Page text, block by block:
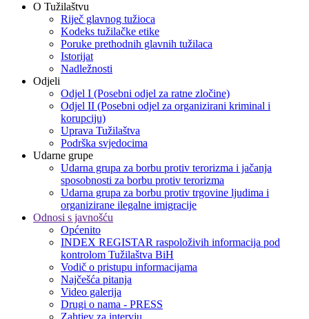
O Tužilaštvu
Riječ glavnog tužioca
Kodeks tužilačke etike
Poruke prethodnih glavnih tužilaca
Istorijat
Nadležnosti
Odjeli
Odjel I (Posebni odjel za ratne zločine)
Odjel II (Posebni odjel za organizirani kriminal i
korupciju)
Uprava Tužilaštva
Podrška svjedocima
Udarne grupe
Udarna grupa za borbu protiv terorizma i jačanja
sposobnosti za borbu protiv terorizma
Udarna grupa za borbu protiv trgovine ljudima i
organizirane ilegalne imigracije
Odnosi s javnošću
Općenito
INDEX REGISTAR raspoloživih informacija pod
kontrolom Tužilaštva BiH
Vodič o pristupu informacijama
Najčešća pitanja
Video galerija
Drugi o nama - PRESS